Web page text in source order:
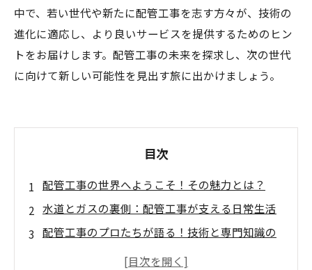
中で、若い世代や新たに配管工事を志す方々が、技術の
進化に適応し、より良いサービスを提供するためのヒン
トをお届けします。配管工事の未来を探求し、次の世代
に向けて新しい可能性を見出す旅に出かけましょう。
目次
配管工事の世界へようこそ！その魅力とは？
水道とガスの裏側：配管工事が支える日常生活
配管工事のプロたちが語る！技術と専門知識の